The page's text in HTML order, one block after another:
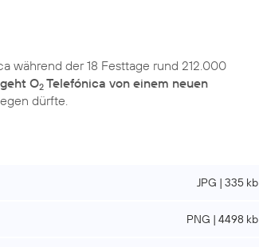
während der 18 Festtage rund 212.000
O2 Telefónica von einem neuen
dürfte.
JPG | 335 kb
PNG | 4498 kb